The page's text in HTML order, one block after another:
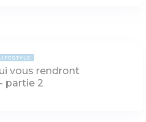
vous rendront
partie 2